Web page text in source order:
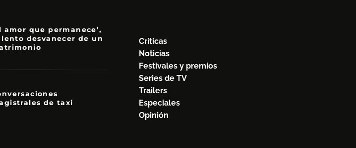
amor que permanece’,
desvanecer de un
de taxi
Críticas
Noticias
Festivales y premios
Series de TV
Trailers
Especiales
Opinión